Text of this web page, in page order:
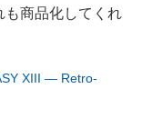
商品化してくれ
XIII — Retro-